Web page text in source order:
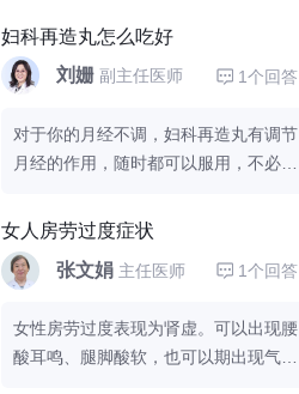
作的剂型不同而已。建议根据医生的医
嘱和药物说明进行服用，并加强观察出
血的情况。有条件的话到正规医院做个
妇科再造丸怎么吃好
刘姗 副主任医师 1个回答
对于你的月经不调，妇科再造丸有调节
月经的作用，随时都可以服用，不必非
调节几个月，你平时要保持情绪稳定，
不要熬夜，适当的体育锻炼，可以帮助
月经正常。也可以到正规医院检查下载
女人房劳过度症状
张文娟 主任医师 1个回答
女性房劳过度表现为肾虚。可以出现腰
酸耳鸣、腿脚酸软，也可以期出现气血